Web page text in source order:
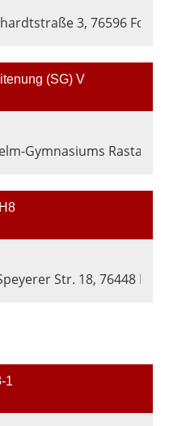
3, 76596
(SG) V
Gymnasiums Rastatt,
Str. 18, 76448
1